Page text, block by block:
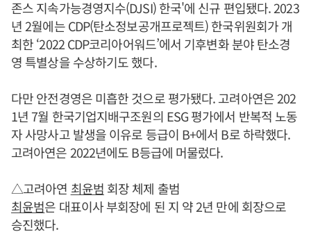
존스 지속가능경영지수(DJSI) 한국'에 신규 편입됐다. 2023
년 2월에는 CDP(탄소정보공개프로젝트) 한국위원회가 개
최한 ‘2022 CDP코리아어워드’에서 기후변화 분야 탄소경
영 특별상을 수상하기도 했다.
다만 안전경영은 미흡한 것으로 평가됐다. 고려아연은 202
1년 7월 한국기업지배구조원의 ESG 평가에서 반복적 노동
자 사망사고 발생을 이유로 등급이 B+에서 B로 하락했다.
고려아연은 2022년에도 B등급에 머물렀다.
△고려아연 최윤범 회장 체제 출범
최윤범은 대표이사 부회장에 된 지 약 2년 만에 회장으로
승진했다.